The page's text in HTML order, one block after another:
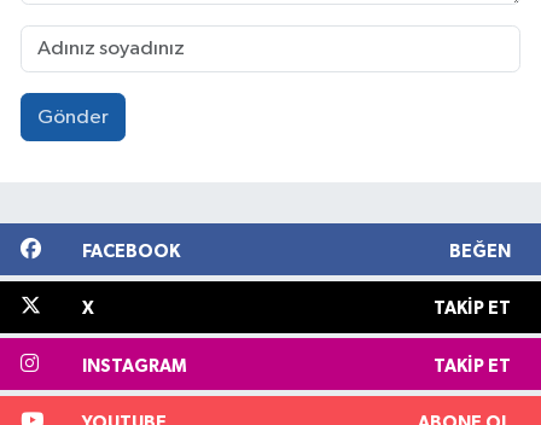
Gönder
FACEBOOK BEĞEN
X TAKIP ET
INSTAGRAM TAKIP ET